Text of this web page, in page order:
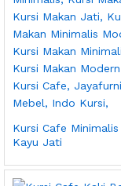
Kursi Cafe
Kayu Jati